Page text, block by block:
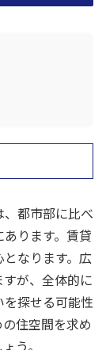
都市部に比べ
ります。賃貸
なります。広
が、全体的に
探せる可能性
住空間を求め